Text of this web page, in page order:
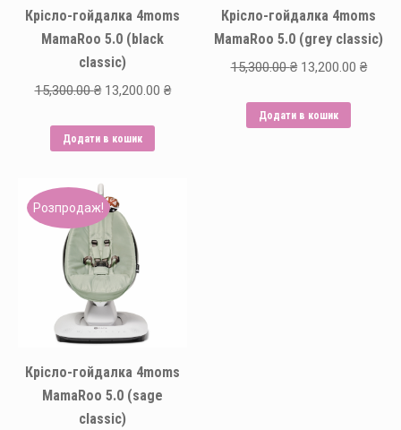
Крісло-гойдалка 4moms
MamaRoo 5.0 (black
classic)
15,300.00₴ Оригінальна
15,300.00 ₴.
13,200.00 ₴Поточна
Додати в кошик
Крісло-гойдалка 4moms
MamaRoo 5.0 (grey classic)
15,300.00₴ Оригінальна
15,300.00 ₴.
13,200.00 ₴
Додати в кошик
Розпродаж!
Крісло-гойдалка 4moms
MamaRoo 5.0 (sage
classic)